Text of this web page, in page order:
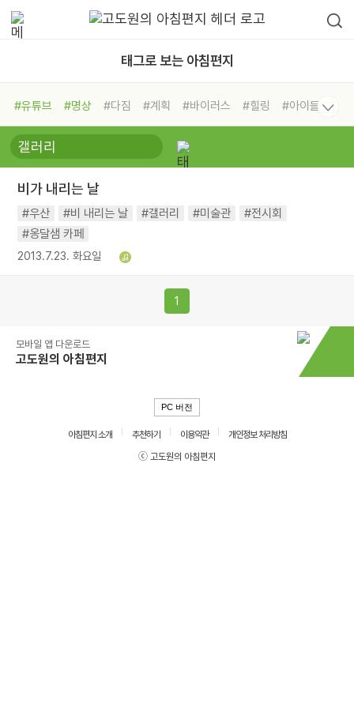
태그로 보는 아침편지
#유튜브 #명상 #다짐 #계획 #바이러스 #힐링
#아이들
#비전캠프
#독서캠프 #삶
#희망
#나눔 #친구 #링컨학교
#독서
#건강 #면역력
비가 내리는 날
#우산 #비 내리는 날 #갤러리 #미술관
#전시회
#옹달샘 카페
2013.7.23. 화요일
1
모바일 앱 다운로드
고도원의 아침편지
PC 버전
아침편지 소개 추천하기 이용약관
개인정보 처리방침
ⓒ 고도원의 아침편지